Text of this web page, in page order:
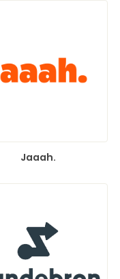
Jaaah.